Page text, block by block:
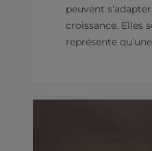
peuvent
croissance. Elles
représente